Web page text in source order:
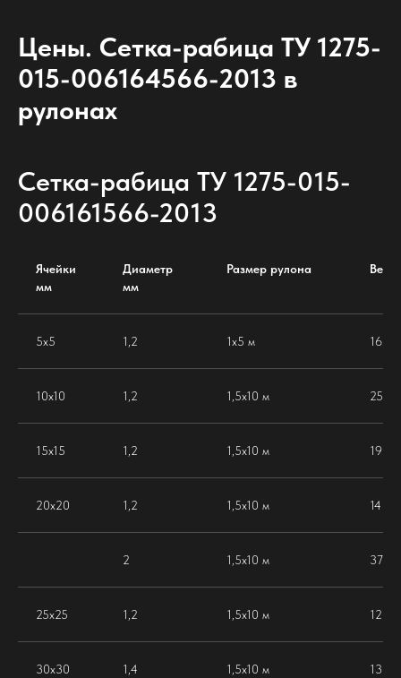
Цены. Сетка-рабица ТУ 1275-
015-006164566-2013 в
рулонах
Сетка-рабица ТУ 1275-015-
006161566-2013
Ячейки
мм
Диаметр
мм
Размер рулона Вес
5х5 1,2 1х5 м 16
10х10 1,2 1,5х10 м 25
15х15 1,2 1,5х10 м 19
20х20 1,2 1,5х10 м 14
2 1,5х10 м 37
25х25 1,2 1,5х10 м 12
30х30 1,4 1,5х10 м 13